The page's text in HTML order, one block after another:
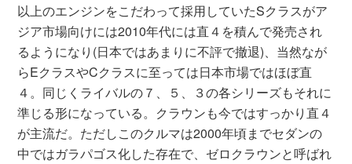
以上のエンジンをこだわって採用していたSクラスがア
ジア市場向けには2010年代には直４を積んで発売され
るようになり(日本ではあまりに不評で撤退)、当然なが
らEクラスやCクラスに至っては日本市場ではほぼ直
４。同じくライバルの７、５、３の各シリーズもそれに
準じる形になっている。クラウンも今ではすっかり直４
が主流だ。ただしこのクルマは2000年頃までセダンの
中ではガラパゴス化した存在で、ゼロクラウンと呼ばれ